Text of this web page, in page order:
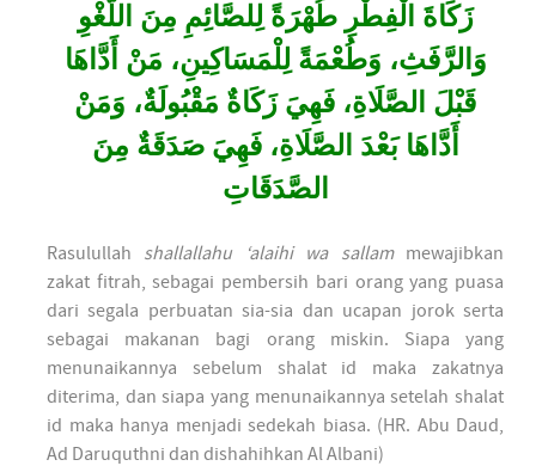
زَكَاةَ الْفِطْرِ طُهْرَةً لِلصَّائِمِ مِنَ اللَّغْوِ
وَالرَّفَثِ، وَطُعْمَةً لِلْمَسَاكِينِ، مَنْ أَدَّاهَا
قَبْلَ الصَّلَاةِ، فَهِيَ زَكَاةٌ مَقْبُولَةٌ، وَمَنْ
أَدَّاهَا بَعْدَ الصَّلَاةِ، فَهِيَ صَدَقَةٌ مِنَ
الصَّدَقَاتِ
Rasulullah shallallahu ‘alaihi wa sallammewajibkan
zakat fitrah, sebagai pembersih bari orang yang puasa
dari segala perbuatan sia-sia dan ucapan jorok serta
sebagai makanan bagi orang miskin. Siapa yang
menunaikannya sebelum shalat id maka zakatnya
diterima, dan siapa yang menunaikannya setelah shalat
id maka hanya menjadi sedekah biasa. (HR. Abu Daud,
Ad Daruquthni dan dishahihkan Al Albani)